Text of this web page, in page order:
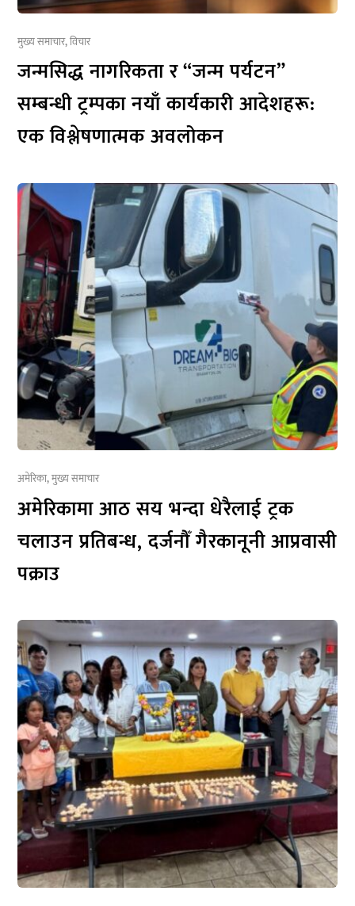
मुख्य समाचार,विचार
जन्मसिद्ध नागरिकता र “जन्म पर्यटन”
सम्बन्धी ट्रम्पका नयाँ कार्यकारी आदेशहरू:
एक विश्लेषणात्मक अवलोकन
अमेरिका,मुख्य समाचार
अमेरिकामा आठ सय भन्दा धेरैलाई ट्रक
चलाउन प्रतिबन्ध, दर्जनौँ गैरकानूनी आप्रवासी
पक्राउ